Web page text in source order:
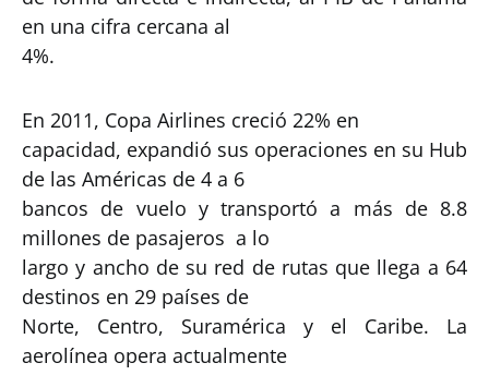
en una cifra cercana al
4%.
En 2011, Copa Airlines creció 22% en
capacidad, expandió sus operaciones en su Hub
de las Américas de 4 a 6
bancos de vuelo y transportó a más de 8.8
millones de pasajeros a lo
largo y ancho de su red de rutas que llega a 64
destinos en 29 países de
Norte, Centro, Suramérica y el Caribe. La
aerolínea opera actualmente